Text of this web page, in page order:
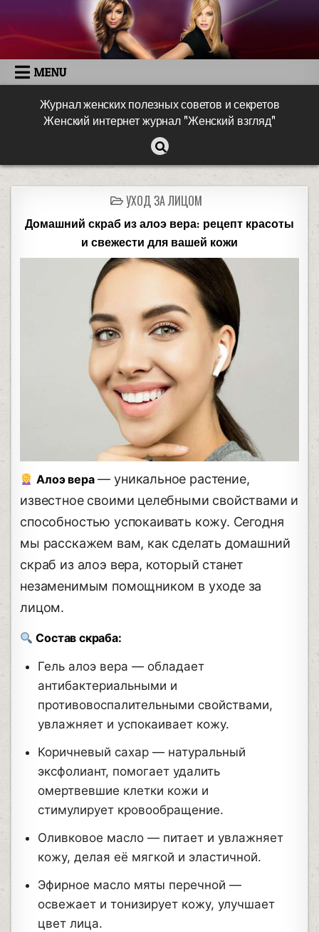
MENU
Журнал женских полезных советов и секретов
Женский интернет журнал "Женский взгляд"
УХОД ЗА ЛИЦОМ
Домашний скраб из алоэ вера: рецепт красоты
и свежести для вашей кожи
Алоэ вера— уникальное растение,
известное своими целебными свойствами и
способностью успокаивать кожу. Сегодня
мы расскажем вам, как сделать домашний
скраб из алоэ вера, который станет
незаменимым помощником в уходе за
лицом.
Состав скраба:
Гель алоэ вера — обладает
антибактериальными и
противовоспалительными свойствами,
увлажняет и успокаивает кожу.
Коричневый сахар — натуральный
эксфолиант, помогает удалить
омертвевшие клетки кожи и
стимулирует кровообращение.
Оливковое масло — питает и увлажняет
кожу, делая её мягкой и эластичной.
Эфирное масло мяты перечной —
освежает и тонизирует кожу, улучшает
цвет лица.